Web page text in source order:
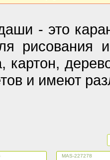
- это
рисования
картон,
и имеют
MAS-227278